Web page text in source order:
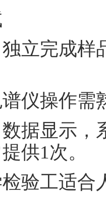
完成样
操作需
显示，
供1次。
验工适合